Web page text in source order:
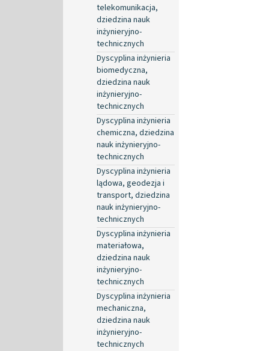
telekomunikacja,
dziedzina nauk
inżynieryjno-
technicznych
Dyscyplina inżynieria
biomedyczna,
dziedzina nauk
inżynieryjno-
technicznych
Dyscyplina inżynieria
chemiczna, dziedzina
nauk inżynieryjno-
technicznych
Dyscyplina inżynieria
lądowa, geodezja i
transport, dziedzina
nauk inżynieryjno-
technicznych
Dyscyplina inżynieria
materiałowa,
dziedzina nauk
inżynieryjno-
technicznych
Dyscyplina inżynieria
mechaniczna,
dziedzina nauk
inżynieryjno-
technicznych